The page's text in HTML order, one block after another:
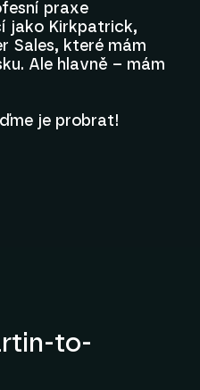
praxe
jako Kirkpatrick,
Sales, které mám
Ale hlavně – mám
je probrat!
to-